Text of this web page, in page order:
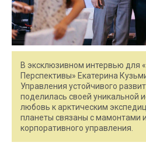
В эксклюзивном интервью для
Перспективы» Екатерина
Управления устойчивого
поделилась своей уникальной
любовь к арктическим
планеты связаны с мамонтами
корпоративного управления.